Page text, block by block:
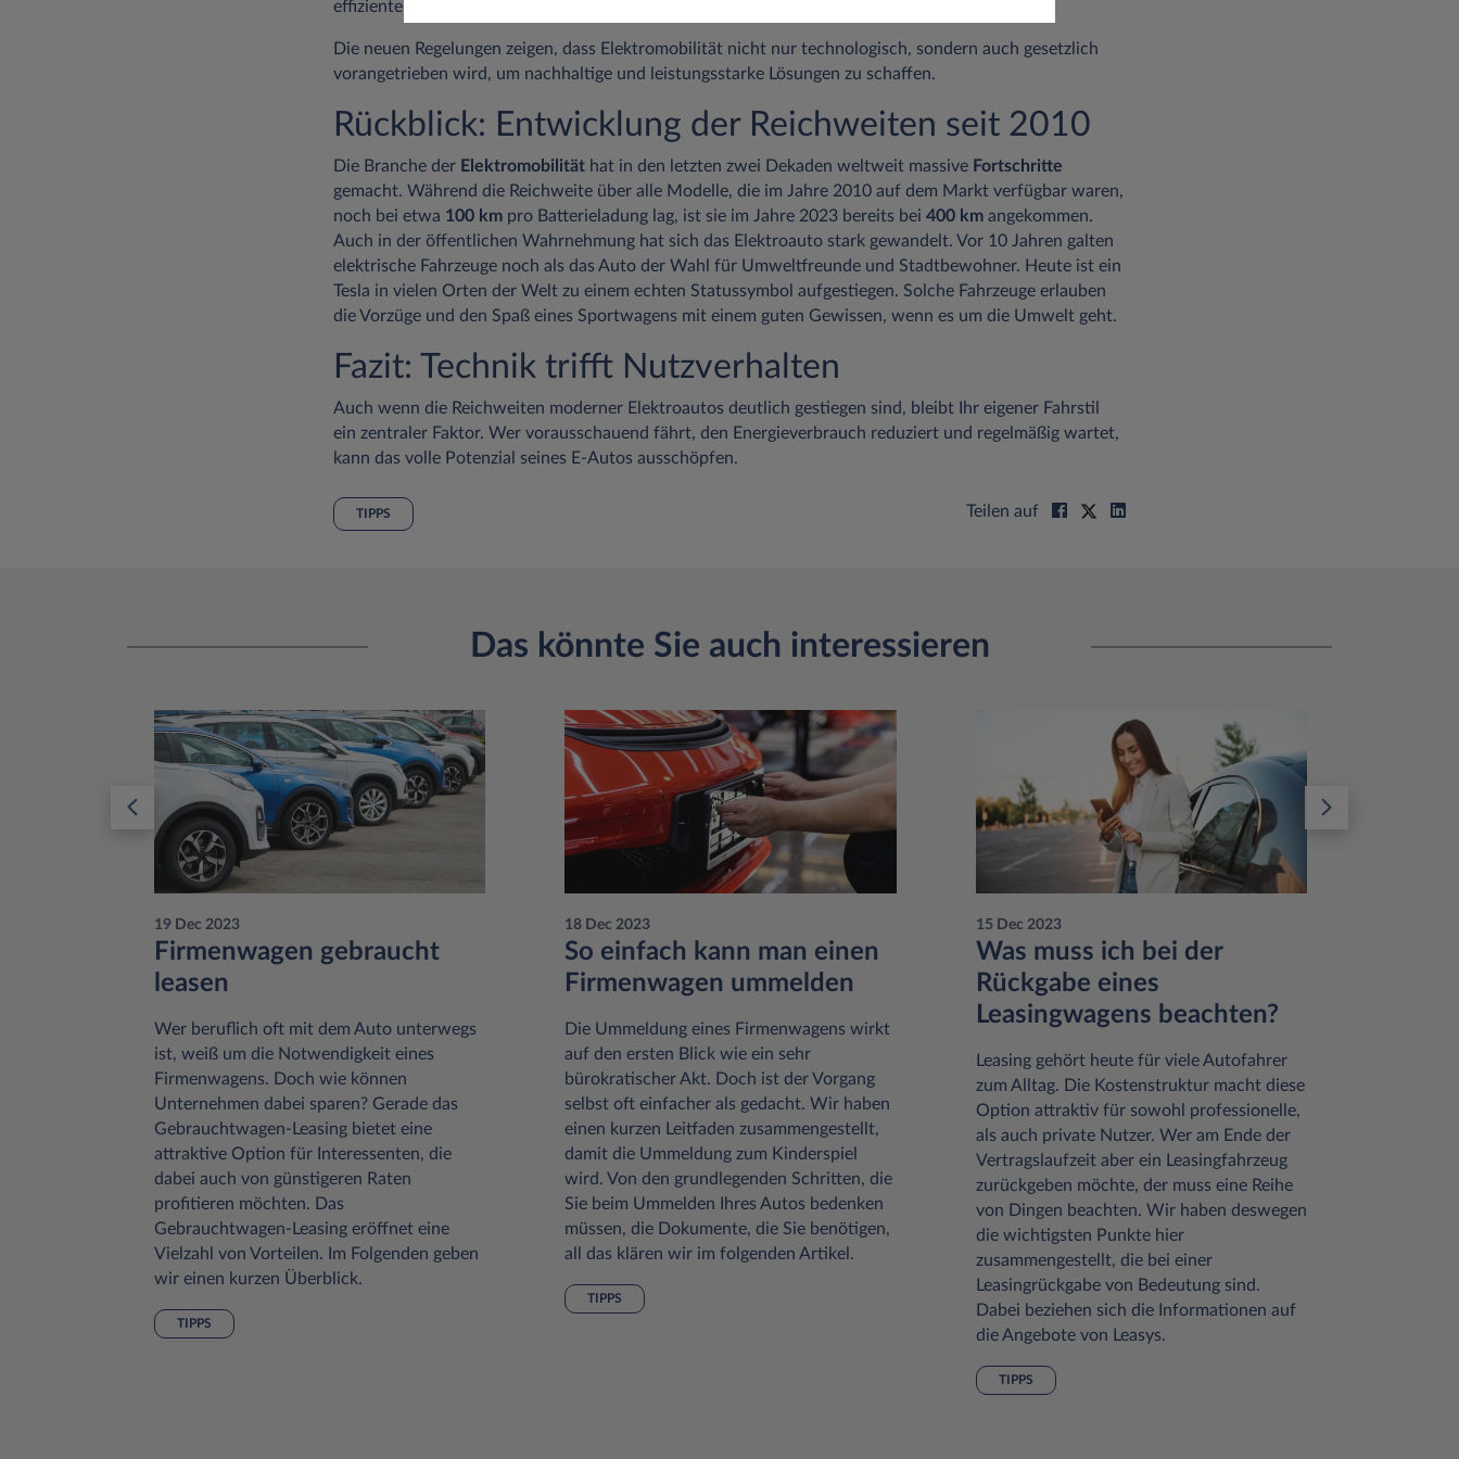
effiziente Modelle oder Fahrzeuge mit bidirektionaler Ladefunktion anbieten.
Die neuen Regelungen zeigen, dass Elektromobilität nicht nur technologisch, sondern auch gesetzlich
vorangetrieben wird, um nachhaltige und leistungsstarke Lösungen zu schaffen.
Rückblick: Entwicklung der Reichweiten seit 2010
Die Branche der Elektromobilität hat in den letzten zwei Dekaden weltweit massive Fortschritte
gemacht. Während die Reichweite über alle Modelle, die im Jahre 2010 auf dem Markt verfügbar waren,
noch bei etwa 100 km pro Batterieladung lag, ist sie im Jahre 2023 bereits bei 400 km angekommen.
Auch in der öffentlichen Wahrnehmung hat sich das Elektroauto stark gewandelt. Vor 10 Jahren galten
elektrische Fahrzeuge noch als das Auto der Wahl für Umweltfreunde und Stadtbewohner. Heute ist ein
Tesla in vielen Orten der Welt zu einem echten Statussymbol aufgestiegen. Solche Fahrzeuge erlauben
die Vorzüge und den Spaß eines Sportwagens mit einem guten Gewissen, wenn es um die Umwelt geht.
Fazit: Technik trifft Nutzverhalten
Auch wenn die Reichweiten moderner Elektroautos deutlich gestiegen sind, bleibt Ihr eigener Fahrstil
ein zentraler Faktor. Wer vorausschauend fährt, den Energieverbrauch reduziert und regelmäßig wartet,
kann das volle Potenzial seines E-Autos ausschöpfen.
TIPPS Teilen auf
Das könnte Sie auch interessieren
19 Dec 2023
Firmenwagen gebraucht
leasen
Wer beruflich oft mit dem Auto unterwegs
ist, weiß um die Notwendigkeit eines
Firmenwagens. Doch wie können
Unternehmen dabei sparen? Gerade das
Gebrauchtwagen-Leasing bietet eine
attraktive Option für Interessenten, die
dabei auch von günstigeren Raten
profitieren möchten. Das
Gebrauchtwagen-Leasing eröffnet eine
Vielzahl von Vorteilen. Im Folgenden geben
wir einen kurzen Überblick.
TIPPS
18 Dec 2023
So einfach kann man einen
Firmenwagen ummelden
Die Ummeldung eines Firmenwagens wirkt
auf den ersten Blick wie ein sehr
bürokratischer Akt. Doch ist der Vorgang
selbst oft einfacher als gedacht. Wir haben
einen kurzen Leitfaden zusammengestellt,
damit die Ummeldung zum Kinderspiel
wird. Von den grundlegenden Schritten, die
Sie beim Ummelden Ihres Autos bedenken
müssen, die Dokumente, die Sie benötigen,
all das klären wir im folgenden Artikel.
TIPPS
15 Dec 2023
Was muss ich bei der
Rückgabe eines
Leasingwagens beachten?
Leasing gehört heute für viele Autofahrer
zum Alltag. Die Kostenstruktur macht diese
Option attraktiv für sowohl professionelle,
als auch private Nutzer. Wer am Ende der
Vertragslaufzeit aber ein Leasingfahrzeug
zurückgeben möchte, der muss eine Reihe
von Dingen beachten. Wir haben deswegen
die wichtigsten Punkte hier
zusammengestellt, die bei einer
Leasingrückgabe von Bedeutung sind.
Dabei beziehen sich die Informationen auf
die Angebote von Leasys.
TIPPS